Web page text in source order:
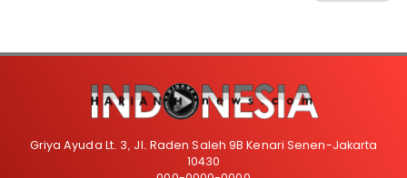
Griya Ayuda Lt. 3, Jl. Raden Saleh 9B Kenari Senen-Jakarta
10430